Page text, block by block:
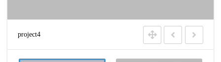
project4